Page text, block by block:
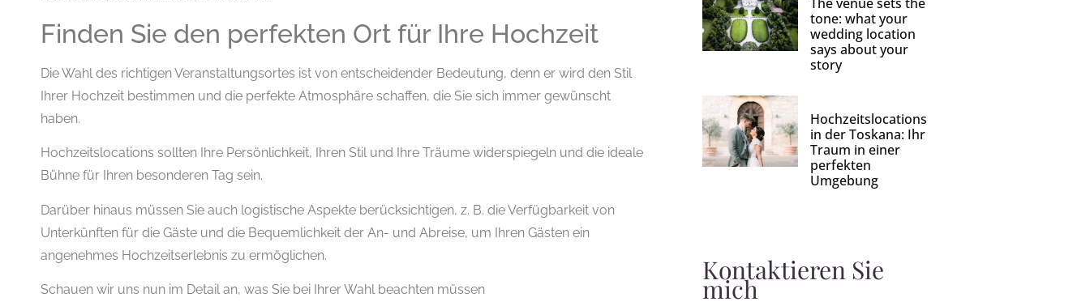
Finden Sie den perfekten Ort für Ihre Hochzeit
Die Wahl des richtigen Veranstaltungsortes ist von entscheidender Bedeutung, denn er wird den Stil
Ihrer Hochzeit bestimmen und die perfekte Atmosphäre schaffen, die Sie sich immer gewünscht
haben.
Hochzeitslocations sollten Ihre Persönlichkeit, Ihren Stil und Ihre Träume widerspiegeln und die ideale
Bühne für Ihren besonderen Tag sein.
Darüber hinaus müssen Sie auch logistische Aspekte berücksichtigen, z. B. die Verfügbarkeit von
Unterkünften für die Gäste und die Bequemlichkeit der An- und Abreise, um Ihren Gästen ein
angenehmes Hochzeitserlebnis zu ermöglichen.
Schauen wir uns nun im Detail an, was Sie bei Ihrer Wahl beachten müssen
tone: what your
wedding location
says about your
story
Hochzeitslocations
in der Toskana: Ihr
Traum in einer
perfekten
Umgebung
Kontaktieren Sie
mich